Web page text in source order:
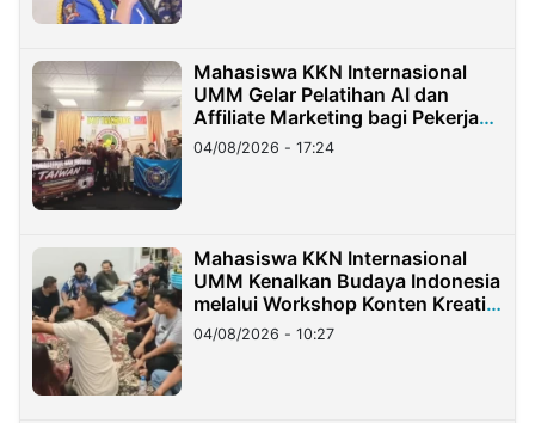
Mahasiswa KKN Internasional
UMM Gelar Pelatihan AI dan
Affiliate Marketing bagi Pekerja
Migran Indonesia di Taiwan
04/08/2026 - 17:24
Mahasiswa KKN Internasional
UMM Kenalkan Budaya Indonesia
melalui Workshop Konten Kreatif
di Taiwan
04/08/2026 - 10:27